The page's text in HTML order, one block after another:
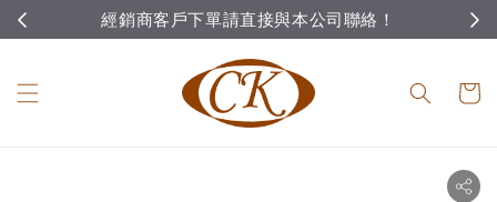
經銷商客戶下單請直接與本公司聯絡！